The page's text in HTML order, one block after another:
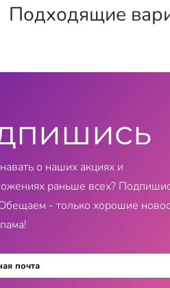
Подходящие
о наших акциях и
раньше всех?
- только хорошие